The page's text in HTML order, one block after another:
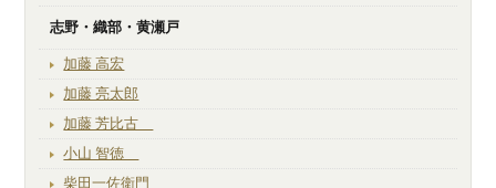
志野・織部・黄瀬戸
加藤 高宏
加藤 亮太郎
加藤 芳比古
小山 智徳
柴田一佐衛門